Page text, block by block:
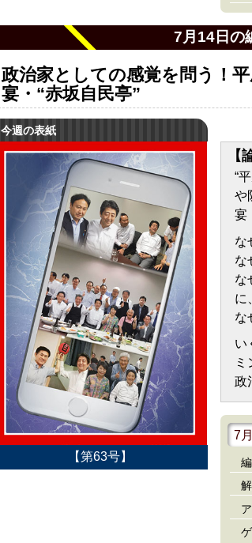
7月14日の
政治家としての感覚を問う！
宴・“赤坂自民亭”
今週の表紙
【第63号】
【
“
や
宴
な
な
な
に
な
い
政
7